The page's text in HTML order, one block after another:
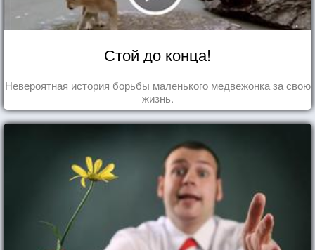
Стой до конца!
Невероятная история борьбы маленького медвежонка за свою
жизнь.